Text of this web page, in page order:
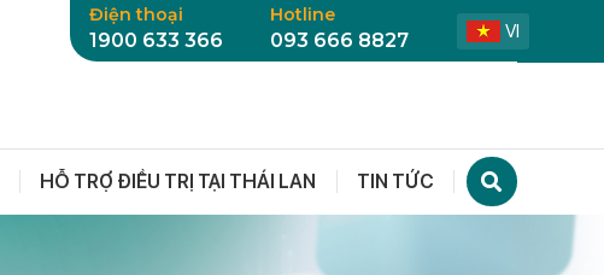
Điện thoại
1900 633 366
Hotline
093 666 8827 VI
HỖ TRỢ ĐIỀU TRỊ TẠI THÁI LAN TIN TỨC